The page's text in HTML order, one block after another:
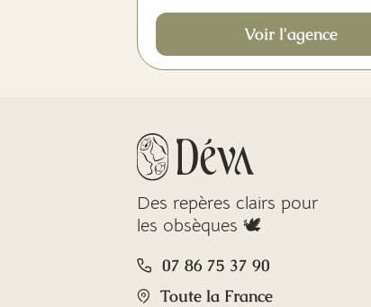
Voir l'agence
Des repères clairs pour
les obsèques 🕊️
07 86 75 37 90
Toute la France